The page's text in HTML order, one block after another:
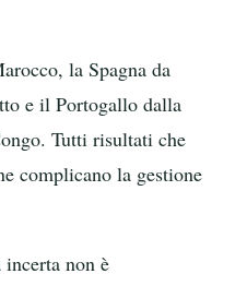
la Spagna da
e il Portogallo dalla
Tutti risultati che
complicano la gestione
non è